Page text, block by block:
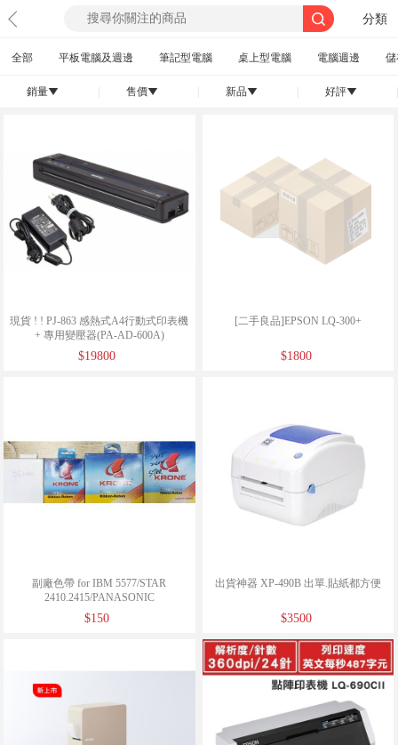
分類
全部 平板電腦及週邊 筆記型電腦 桌上型電腦 電腦週邊
銷量󰄢 售價󰄢 新品󰄢 好評󰄢
現貨 ! ! PJ-863 感熱式A4行動式印表機
+ 專用變壓器(PA-AD-600A)
$19800
[二手良品]EPSON LQ-300+
$1800
副廠色帶 for IBM 5577/STAR
2410.2415/PANASONIC
P160.2130.2135/FUJITSU DL1100
$150
出貨神器 XP-490B 出單.貼紙都方便
$3500